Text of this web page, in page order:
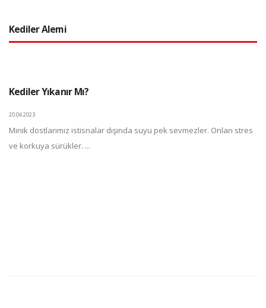
Kediler Alemi
Kediler Yıkanır Mı?
20.04.2023
Minik dostlarımız istisnalar dışında suyu pek sevmezler. Onları stres
ve korkuya sürükler. ...